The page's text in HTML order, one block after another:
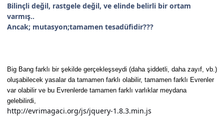
Bilinçli değil, rastgele değil, ve elinde belirli bir ortam
varmış..
Ancak; mutasyon;tamamen tesadüfidir???
Big Bang farklı bir şekilde gerçekleşseydi (daha şiddetli, daha zayıf, vb.)
oluşabilecek yasalar da tamamen farklı olabilir, tamamen farklı Evrenler
var olabilir ve bu Evrenlerde tamamen farklı varlıklar meydana
gelebilirdi,
http://evrimagaci.org/js/jquery-1.8.3.min.js